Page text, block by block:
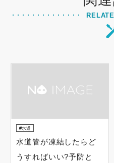
水道
水道管が凍結したらど
うすればいい?予防と